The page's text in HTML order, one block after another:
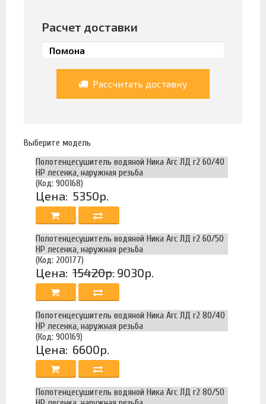
Расчет доставки
Рассчитать доставку
Выберите модель
Полотенцесушитель водяной Ника Arc ЛД г2 60/40
НР лесенка, наружная резьба
(Код: 900168)
Цена: 5350р.
Полотенцесушитель водяной Ника Arc ЛД г2 60/50
НР лесенка, наружная резьба
(Код: 200177)
Цена: 15420р. 9030р.
Полотенцесушитель водяной Ника Arc ЛД г2 80/40
НР лесенка, наружная резьба
(Код: 900169)
Цена: 6600р.
Полотенцесушитель водяной Ника Arc ЛД г2 80/50